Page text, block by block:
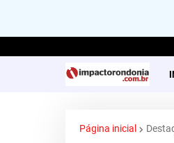
Página inicial